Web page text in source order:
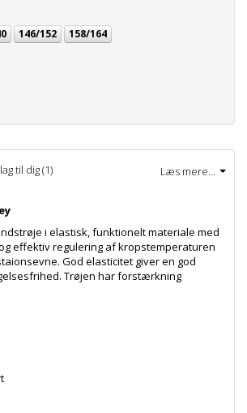
146/152 158/164
Læs mere...
til dig (1)
i elastisk, funktionelt materiale med
effektiv regulering af kropstemperaturen
God elasticitet giver en god
Trøjen har forstærkning